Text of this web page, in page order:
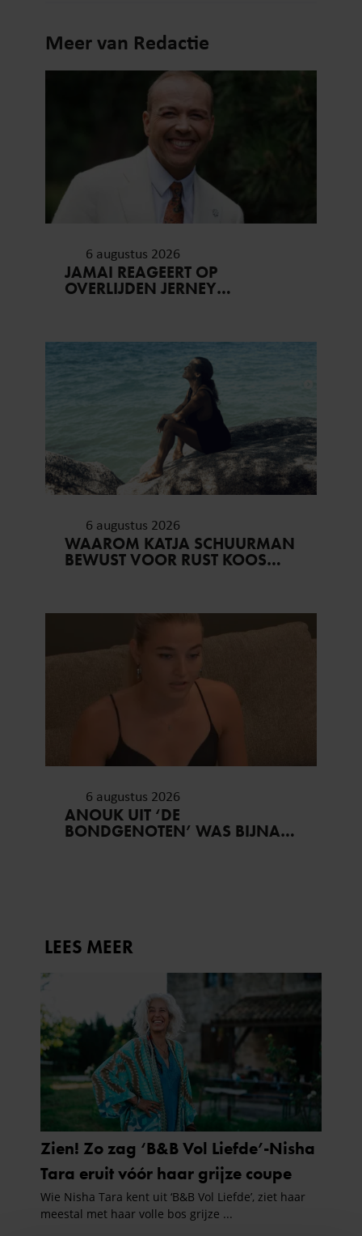
Meer van Redactie
6 augustus 2026
JAMAI REAGEERT OP
OVERLIJDEN JERNEY
VERGETEN’
6 augustus 2026
WAAROM KATJA SCHUURMAN
BEWUST VOOR RUST KOOS…
6 augustus 2026
ANOUK UIT ‘DE
BONDGENOTEN’ WAS BIJNA